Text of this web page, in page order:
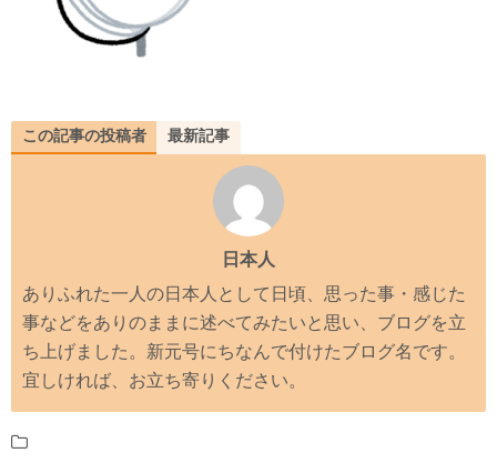
この記事の投稿者 最新記事
日本人
ありふれた一人の日本人として日頃、思った事・感じた
事などをありのままに述べてみたいと思い、ブログを立
ち上げました。新元号にちなんで付けたブログ名です。
宜しければ、お立ち寄りください。